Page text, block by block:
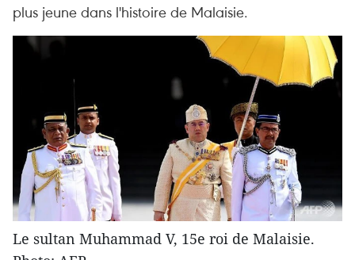
plus jeune ​dans l'histoire de Malaisie.
Le sultan Muhammad V, 15e roi de Malaisie.